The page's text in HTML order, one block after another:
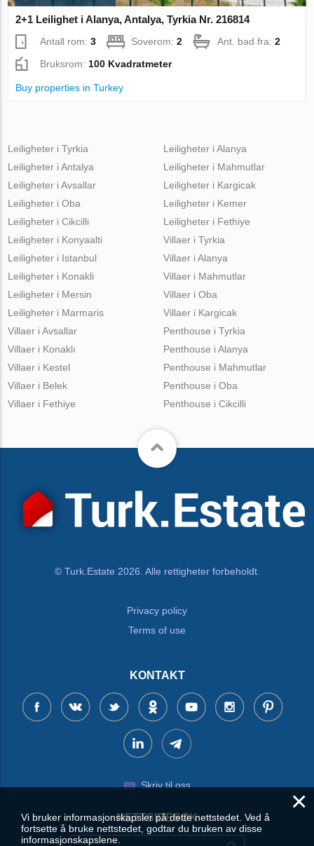
2+1 Leilighet i Alanya, Antalya, Tyrkia Nr. 216814
Antall rom:3 Soverom:2 Ant. bad fra:2
Bruksrom: 100 Kvadratmeter
Buy properties in Turkey
Leiligheter i Tyrkia
Leiligheter i Antalya
Leiligheter i Avsallar
Leiligheter i Oba
Leiligheter i Cikcilli
Leiligheter i Alanya
Leiligheter i Mahmutlar
Leiligheter i Kargicak
Leiligheter i Kemer
Leiligheter i Fethiye
Leiligheter i Konyaalti
Leiligheter i Istanbul
Leiligheter i Konakli
Leiligheter i Mersin
Leiligheter i Marmaris
Villaer i Tyrkia
Villaer i Alanya
Villaer i Mahmutlar
Villaer i Oba
Villaer i Kargicak
Villaer i Avsallar
Villaer i Konaklı
Villaer i Kestel
Villaer i Belek
Villaer i Fethiye
Penthouse i Tyrkia
Penthouse i Alanya
Penthouse i Mahmutlar
Penthouse i Oba
Penthouse i Cikcilli
© Turk.Estate 2026. Alle rettigheter forbeholdt.
Privacy policy
Terms of use
KONTAKT
Skriv til oss
NETTSIDESØK
×
Vi bruker informasjonskapsler på dette nettstedet. Ved å
fortsette å bruke nettstedet, godtar du bruken av disse
informasjonskapslene.